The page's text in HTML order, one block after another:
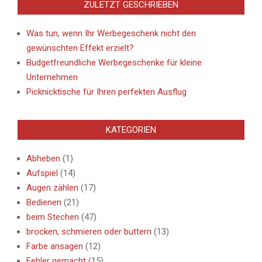
ZULETZT GESCHRIEBEN
Was tun, wenn Ihr Werbegeschenk nicht den
gewünschten Effekt erzielt?
Budgetfreundliche Werbegeschenke für kleine
Unternehmen
Picknicktische für Ihren perfekten Ausflug
KATEGORIEN
Abheben (1)
Aufspiel (14)
Augen zählen (17)
Bedienen (21)
beim Stechen (47)
brocken, schmieren oder buttern (13)
Farbe ansagen (12)